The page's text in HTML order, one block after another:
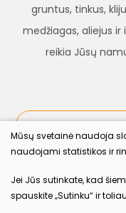
gruntus, tinkus,
medžiagas, aliejus
reikia Jūsų
Mūsų svetainė naudoja
naudojami statistikos ir
Jei Jūs sutinkate, kad
spauskite „Sutinku“ ir